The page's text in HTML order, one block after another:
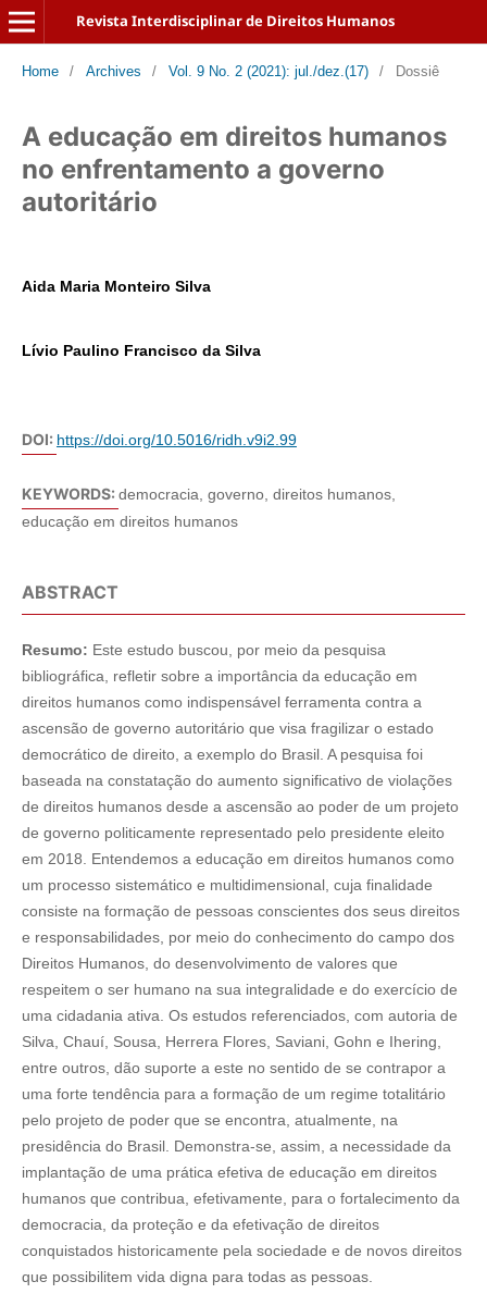
Revista Interdisciplinar de Direitos Humanos
Home / Archives / Vol. 9 No. 2 (2021): jul./dez.(17) / Dossiê
A educação em direitos humanos
no enfrentamento a governo
autoritário
Aida Maria Monteiro Silva
Lívio Paulino Francisco da Silva
DOI: https://doi.org/10.5016/ridh.v9i2.99
KEYWORDS: democracia, governo, direitos humanos,
educação em direitos humanos
ABSTRACT
Resumo: Este estudo buscou, por meio da pesquisa
bibliográfica, refletir sobre a importância da educação em
direitos humanos como indispensável ferramenta contra a
ascensão de governo autoritário que visa fragilizar o estado
democrático de direito, a exemplo do Brasil. A pesquisa foi
baseada na constatação do aumento significativo de violações
de direitos humanos desde a ascensão ao poder de um projeto
de governo politicamente representado pelo presidente eleito
em 2018. Entendemos a educação em direitos humanos como
um processo sistemático e multidimensional, cuja finalidade
consiste na formação de pessoas conscientes dos seus direitos
e responsabilidades, por meio do conhecimento do campo dos
Direitos Humanos, do desenvolvimento de valores que
respeitem o ser humano na sua integralidade e do exercício de
uma cidadania ativa. Os estudos referenciados, com autoria de
Silva, Chauí, Sousa, Herrera Flores, Saviani, Gohn e Ihering,
entre outros, dão suporte a este no sentido de se contrapor a
uma forte tendência para a formação de um regime totalitário
pelo projeto de poder que se encontra, atualmente, na
presidência do Brasil. Demonstra-se, assim, a necessidade da
implantação de uma prática efetiva de educação em direitos
humanos que contribua, efetivamente, para o fortalecimento da
democracia, da proteção e da efetivação de direitos
conquistados historicamente pela sociedade e de novos direitos
que possibilitem vida digna para todas as pessoas.